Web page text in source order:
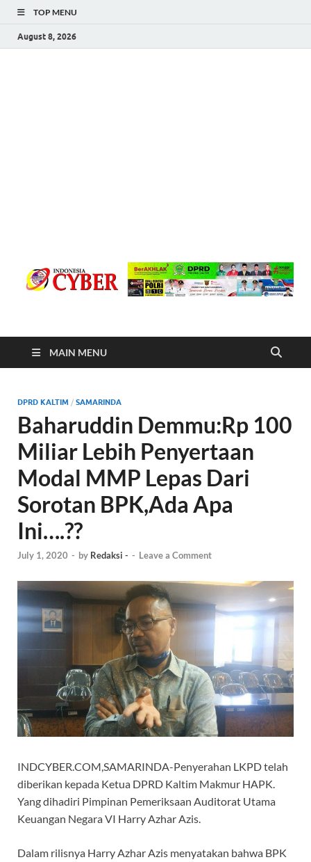
TOP MENU
August 8, 2026
Indonesia Cyber
MAIN MENU
DPRD KALTIM / SAMARINDA
Baharuddin Demmu:Rp 100
Miliar Lebih Penyertaan
Modal MMP Lepas Dari
Sorotan BPK,Ada Apa
Ini….??
July 1, 2020 - by Redaksi - - Leave a Comment
INDCYBER.COM,SAMARINDA-Penyerahan LKPD telah
diberikan kepada Ketua DPRD Kaltim Makmur HAPK.
Yang dihadiri Pimpinan Pemeriksaan Auditorat Utama
Keuangan Negara VI Harry Azhar Azis.
Dalam rilisnya Harry Azhar Azis menyatakan bahwa BPK